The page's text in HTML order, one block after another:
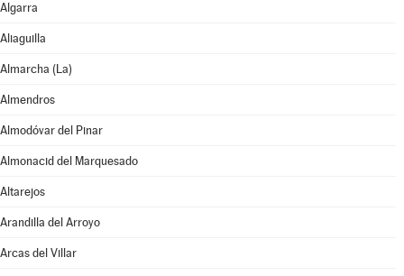
Algarra
Aliaguilla
Almarcha (La)
Almendros
Almodóvar del Pinar
Almonacid del Marquesado
Altarejos
Arandilla del Arroyo
Arcas del Villar